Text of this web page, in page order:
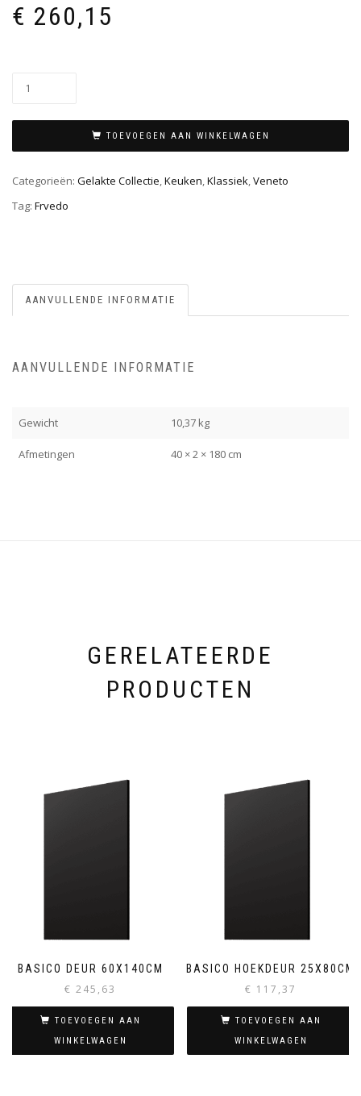
€ 260,15
TOEVOEGEN AAN WINKELWAGEN
Categorieën: Gelakte Collectie,Keuken,Klassiek,Veneto
Tag: Frvedo
AANVULLENDE INFORMATIE
AANVULLENDE INFORMATIE
Gewicht 10,37 kg
Afmetingen 40 × 2 × 180 cm
GERELATEERDE
PRODUCTEN
BASICO DEUR 60X140CM
€ 245,63
TOEVOEGEN AAN
WINKELWAGEN
BASICO HOEKDEUR 25X80CM
€ 117,37
TOEVOEGEN AAN
WINKELWAGEN